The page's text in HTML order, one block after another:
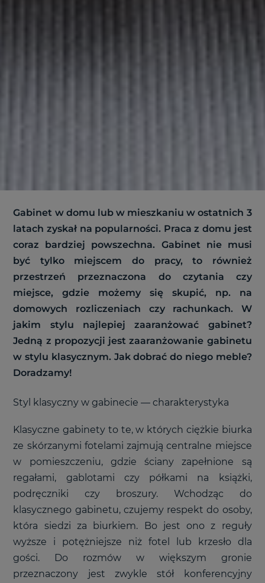
Gabinet w domu lub w mieszkaniu w ostatnich 3
latach zyskał na popularności. Praca z domu jest
coraz bardziej powszechna. Gabinet nie musi
być tylko miejscem do pracy, to również
przestrzeń przeznaczona do czytania czy
miejsce, gdzie możemy się skupić, np. na
domowych rozliczeniach czy rachunkach. W
jakim stylu najlepiej zaaranżować gabinet?
Jedną z propozycji jest zaaranżowanie gabinetu
w stylu klasycznym. Jak dobrać do niego meble?
Doradzamy!
Styl klasyczny w gabinecie— charakterystyka
Klasyczne gabinety to te, w których ciężkie biurka
ze skórzanymi fotelami zajmują centralne miejsce
w pomieszczeniu, gdzie ściany zapełnione są
regałami, gablotami czy półkami na książki,
podręczniki czy broszury. Wchodząc do
klasycznego gabinetu, czujemy respekt do osoby,
która siedzi za biurkiem. Bo jest ono z reguły
wyższe i potężniejsze niż fotel lub krzesło dla
gości. Do rozmów w większym gronie
przeznaczony jest zwykle stół konferencyjny